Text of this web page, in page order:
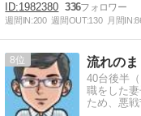
1982380 336
週間IN:200 週間OUT:130 月間IN:
8
40台後半
職をした
ため、悪